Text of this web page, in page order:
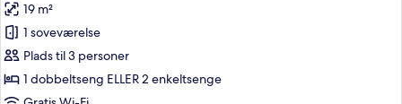
19 m²
1 soveværelse
Plads til 3 personer
1 dobbeltseng ELLER 2 enkeltsenge